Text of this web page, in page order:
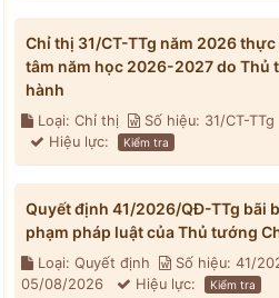
Chỉ thị 31/CT-TTg năm 2026
tâm năm học 2026-2027 do Thủ
hành
Loại: Chỉ thị Số hiệu: 31/CT-TTg
Hiệu lực:
Kiểm tra
Quyết định 41/2026/QĐ-TTg bãi
phạm pháp luật của Thủ tướng
Loại: Quyết định Số hiệu: 41/
05/08/2026
Hiệu lực: Kiểm tra